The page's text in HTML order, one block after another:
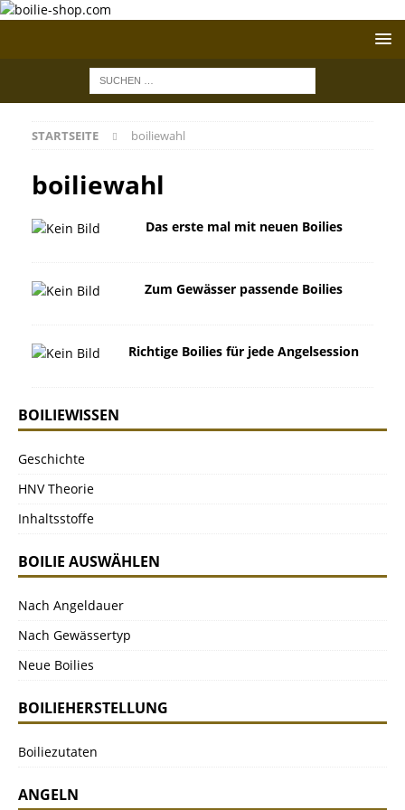
STARTSEITE boiliewahl
boiliewahl
Das erste mal mit neuen Boilies
Zum Gewässer passende Boilies
Richtige Boilies für jede Angelsession
BOILIEWISSEN
Geschichte
HNV Theorie
Inhaltsstoffe
BOILIE AUSWÄHLEN
Nach Angeldauer
Nach Gewässertyp
Neue Boilies
BOILIEHERSTELLUNG
Boiliezutaten
ANGELN